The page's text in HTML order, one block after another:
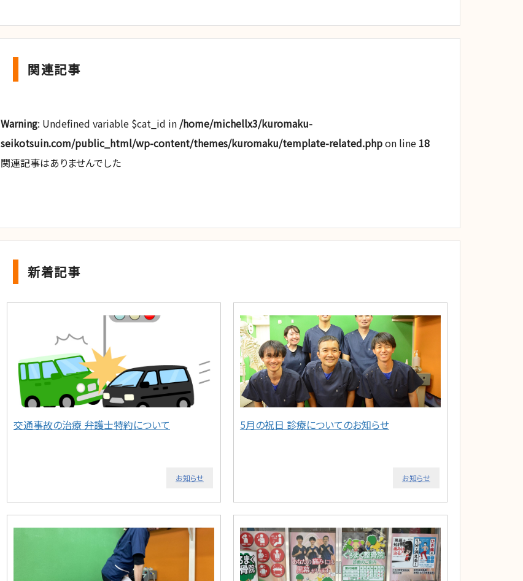
関連記事
Warning: Undefined variable $cat_id in /home/michellx3/kuromaku-
seikotsuin.com/public_html/wp-content/themes/kuromaku/template-related.phpon line 18
関連記事はありませんでした
新着記事
交通事故の治療 弁護士特約について
お知らせ
5月の祝日 診療についてのお知らせ
お知らせ